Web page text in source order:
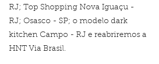
RJ; Top Shopping Nova Iguaçu -
RJ; Osasco - SP; o modelo dark
kitchen Campo - RJ e reabriremos a
HNT Via Brasil.